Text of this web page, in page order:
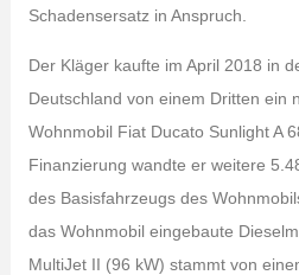
Schadensersatz in Anspruch.
Der Kläger kaufte im April 2018 in
Deutschland von einem Dritten ein
Wohnmobil Fiat Ducato Sunlight A
Finanzierung wandte er weitere
des Basisfahrzeugs des
das Wohnmobil eingebaute
MultiJet II (96 kW) stammt von